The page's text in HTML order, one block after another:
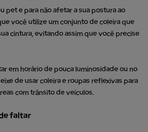
pet e para não afetar a sua postura ao
você utilize um conjunto de coleira que
cintura, evitando assim que você precise
em horário de pouca luminosidade ou no
de usar coleira e roupas reflexivas para
com trânsito de veículos.
faltar